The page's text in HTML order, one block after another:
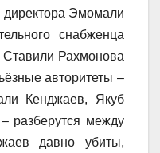
директора Эмомали
снабженца
Рахмонова
авторитеты –
Кенджаев, Якуб
разберутся между
давно убиты,